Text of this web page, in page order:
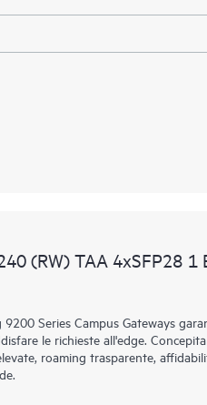
(RW) TAA 4xSFP28 1
Series Campus Gateways
le richieste all'edge.
roaming trasparente,